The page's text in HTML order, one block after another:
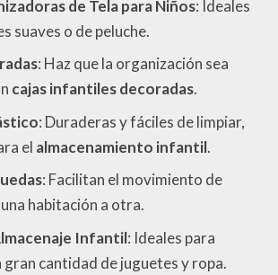
de Tela para Niños: Ideales
suaves o de peluche.
: Haz que la organización sea
cajas infantiles decoradas.
: Duraderas y fáciles de limpiar,
el almacenamiento infantil.
: Facilitan el movimiento de
habitación a otra.
Infantil: Ideales para
gran cantidad de juguetes y ropa.